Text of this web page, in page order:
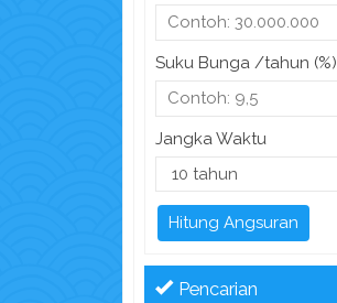
Suku Bunga /tahun (%)
Jangka Waktu
Hitung Angsuran
Pencarian